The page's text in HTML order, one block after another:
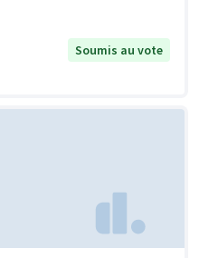
Soumis au vote